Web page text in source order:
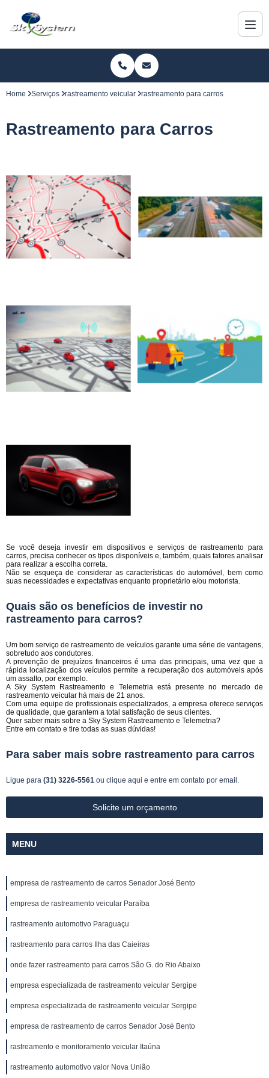
Home Serviços rastreamento veicular rastreamento para carros
Rastreamento para Carros
Se você deseja investir em dispositivos e serviços de rastreamento para
carros, precisa conhecer os tipos disponíveis e, também, quais fatores analisar
para realizar a escolha correta.
Não se esqueça de considerar as características do automóvel, bem como
suas necessidades e expectativas enquanto proprietário e/ou motorista.
Quais são os benefícios de investir no
rastreamento para carros?
Um bom serviço de rastreamento de veículos garante uma série de vantagens,
sobretudo aos condutores.
A prevenção de prejuízos financeiros é uma das principais, uma vez que a
rápida localização dos veículos permite a recuperação dos automóveis após
um assalto, por exemplo.
A Sky System Rastreamento e Telemetria está presente no mercado de
rastreamento veicular há mais de 21 anos.
Com uma equipe de profissionais especializados, a empresa oferece serviços
de qualidade, que garantem a total satisfação de seus clientes.
Quer saber mais sobre a Sky System Rastreamento e Telemetria?
Entre em contato e tire todas as suas dúvidas!
Para saber mais sobre rastreamento para carros
Ligue para (31) 3226-5561 ou clique aqui e entre em contato por email.
Solicite um orçamento
MENU
empresa de rastreamento de carros Senador José Bento
empresa de rastreamento veicular Paraíba
rastreamento automotivo Paraguaçu
rastreamento para carros Ilha das Caieiras
onde fazer rastreamento para carros São G. do Rio Abaixo
empresa especializada de rastreamento veicular Sergipe
empresa especializada de rastreamento veicular Sergipe
empresa de rastreamento de carros Senador José Bento
rastreamento e monitoramento veicular Itaúna
rastreamento automotivo valor Nova União